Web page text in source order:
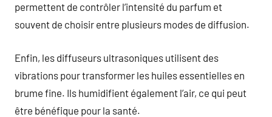
permettent de contrôler l’intensité du parfum et
souvent de choisir entre plusieurs modes de diffusion.
Enfin, les diffuseurs ultrasoniques utilisent des
vibrations pour transformer les huiles essentielles en
brume fine. Ils humidifient également l’air, ce qui peut
être bénéfique pour la santé.